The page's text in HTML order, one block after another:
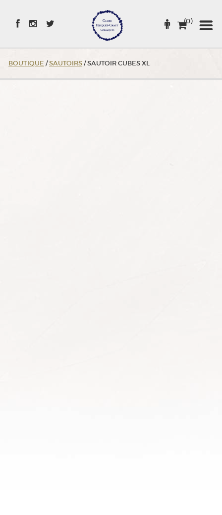
Content
(0)
BOUTIQUE /SAUTOIRS/ SAUTOIR CUBES XL